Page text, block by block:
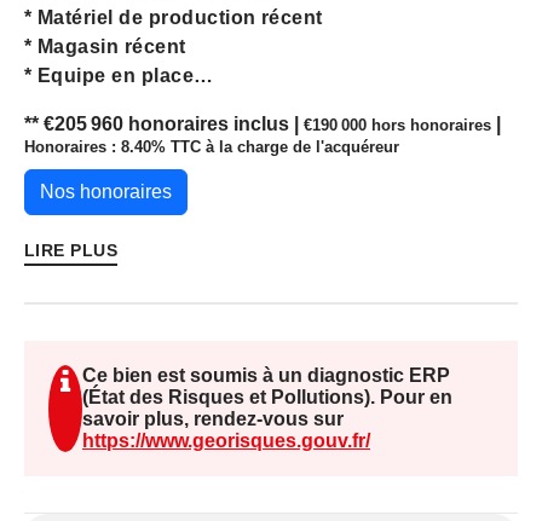
* Matériel de production récent
* Magasin récent
* Equipe en place
congés
* 2.5 JOURS DE FERMETURE HEBDOMADAIRE
* Idéal pour une première installation
Les informations sur les risques auxquels ce bien
** €205 960 honoraires inclus €190 000 hors honoraires
Honoraires : 8.40% TTC à la charge de l'acquéreur
Nos honoraires
LIRE PLUS
Ce bien est soumis à un diagnostic ERP
(État des Risques et Pollutions). Pour en
savoir plus, rendez-vous sur
https://www.georisques.gouv.fr/